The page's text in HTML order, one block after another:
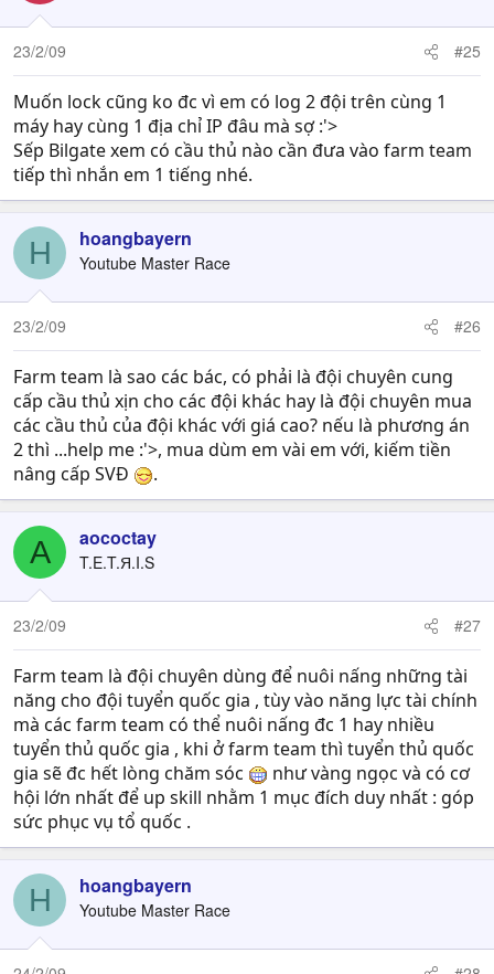
23/2/09 #25
Muốn lock cũng ko đc vì em có log 2 đội trên cùng 1
máy hay cùng 1 địa chỉ IP đâu mà sợ :'>
Sếp Bilgate xem có cầu thủ nào cần đưa vào farm team
tiếp thì nhắn em 1 tiếng nhé.
H hoangbayern
Youtube Master Race
23/2/09 #26
Farm team là sao các bác, có phải là đội chuyên cung
cấp cầu thủ xịn cho các đội khác hay là đội chuyên mua
các cầu thủ của đội khác với giá cao? nếu là phương án
2 thì ...help me :'>, mua dùm em vài em với, kiếm tiền
nâng cấp SVĐ
.
A aococtay
T.E.T.Я.I.S
23/2/09 #27
Farm team là đội chuyên dùng để nuôi nấng những tài
năng cho đội tuyển quốc gia , tùy vào năng lực tài chính
mà các farm team có thể nuôi nấng đc 1 hay nhiều
tuyển thủ quốc gia , khi ở farm team thì tuyển thủ quốc
gia sẽ đc hết lòng chăm sóc
như vàng ngọc và có cơ
hội lớn nhất để up skill nhằm 1 mục đích duy nhất : góp
sức phục vụ tổ quốc .
H hoangbayern
Youtube Master Race